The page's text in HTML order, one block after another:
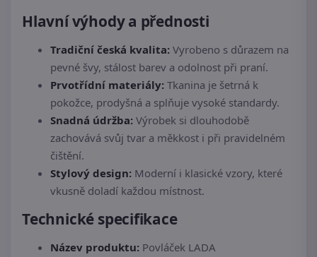
Hlavní výhody a přednosti
Tradiční česká kvalita: Vyrobeno s důrazem na
pevné švy, stálost barev a odolnost při praní.
Prvotřídní materiály: Tkanina je šetrná k
pokožce, prodyšná a splňuje vysoké standardy.
Snadná údržba: Výrobek si dlouhodobě
zachovává svůj tvar a měkkost i při pravidelném
čištění.
Stylový design: Moderní i klasické vzory, které
vkusně doladí každou místnost.
Technické specifikace
Název produktu: Povláček LADA